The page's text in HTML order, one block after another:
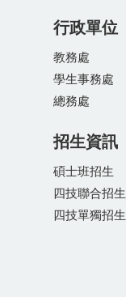
行政單位
教務處
學生事務處
總務處
招生資訊
碩士班招生
四技聯合招生
四技單獨招生